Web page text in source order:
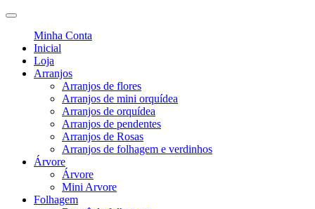
Minha Conta
Inicial
Loja
Arranjos
Arranjos de flores
Arranjos de mini orquídea
Arranjos de orquídea
Arranjos de pendentes
Arranjos de Rosas
Arranjos de folhagem e verdinhos
Árvore
Árvore
Mini Arvore
Folhagem